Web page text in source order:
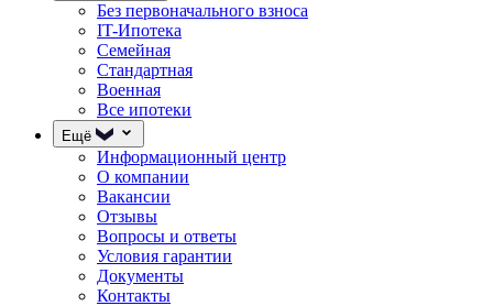
Без первоначального взноса
IT-Ипотека
Семейная
Стандартная
Военная
Все ипотеки
Ещё
Информационный центр
О компании
Вакансии
Отзывы
Вопросы и ответы
Условия гарантии
Документы
Контакты